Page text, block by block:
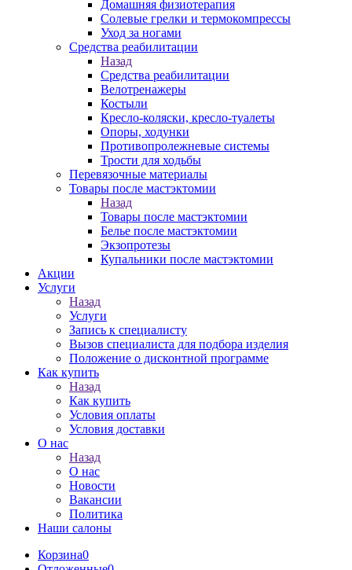
Домашняя физиотерапия
Солевые грелки и термокомпрессы
Уход за ногами
Средства реабилитации
Назад
Средства реабилитации
Велотренажеры
Костыли
Кресло-коляски, кресло-туалеты
Опоры, ходунки
Противопролежневые системы
Трости для ходьбы
Перевязочные материалы
Товары после мастэктомии
Назад
Товары после мастэктомии
Белье после мастэктомии
Экзопротезы
Купальники после мастэктомии
Акции
Услуги
Назад
Услуги
Запись к специалисту
Вызов специалиста для подбора изделия
Положение о дисконтной программе
Как купить
Назад
Как купить
Условия оплаты
Условия доставки
О нас
Назад
О нас
Новости
Вакансии
Политика
Наши салоны
Корзина0